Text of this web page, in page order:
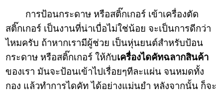
การป้อนกระดาษ หรือสติ๊กเกอร์ เข้าเครื่องตัด
สติ๊กเกอร์ เป็นงานที่น่าเบื่อไม่ใช่น้อย จะเป็นการดีกว่า
ไหมครับ ถ้าหากเรามีผู้ช่วย เป็นหุ่นยนต์สำหรับป้อน
กระดาษ หรือสติ๊กเกอร์ ให้กับเครื่องไดคัทฉลากสินค้า
ของเรา มันจะป้อนเข้าไปเรื่อยๆทีละแผ่น จนหมดทั้ง
กอง แล้วทำการไดคัท ได้อย่างแม่นยำ หลังจากนั้น ก็จะ